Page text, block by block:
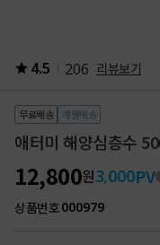
4.5 206 리뷰보기
무료배송 개별배송
애터미 해양심층수
12,800원3,000PV
상품번호000979